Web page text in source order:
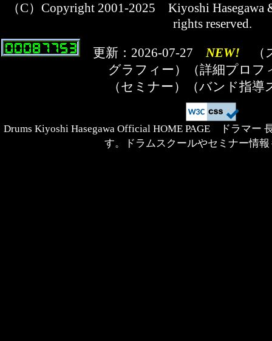
（C）Copyright 2001-2025 Kiyoshi Hasegawa
rights reserved.
更新：2026-07-27NEW! （
グラフィー）
（詳細プロフ
（セミナー） （バンド指導
Drums Kiyoshi Hasegawa Official HOME PAGE ドラマー
す。ドラムスクールやセミナー情